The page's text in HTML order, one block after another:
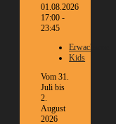
01.08.2026
17:00 -
23:45
Erwachsene
Kids
Vom 31.
Juli bis
2.
August
2026